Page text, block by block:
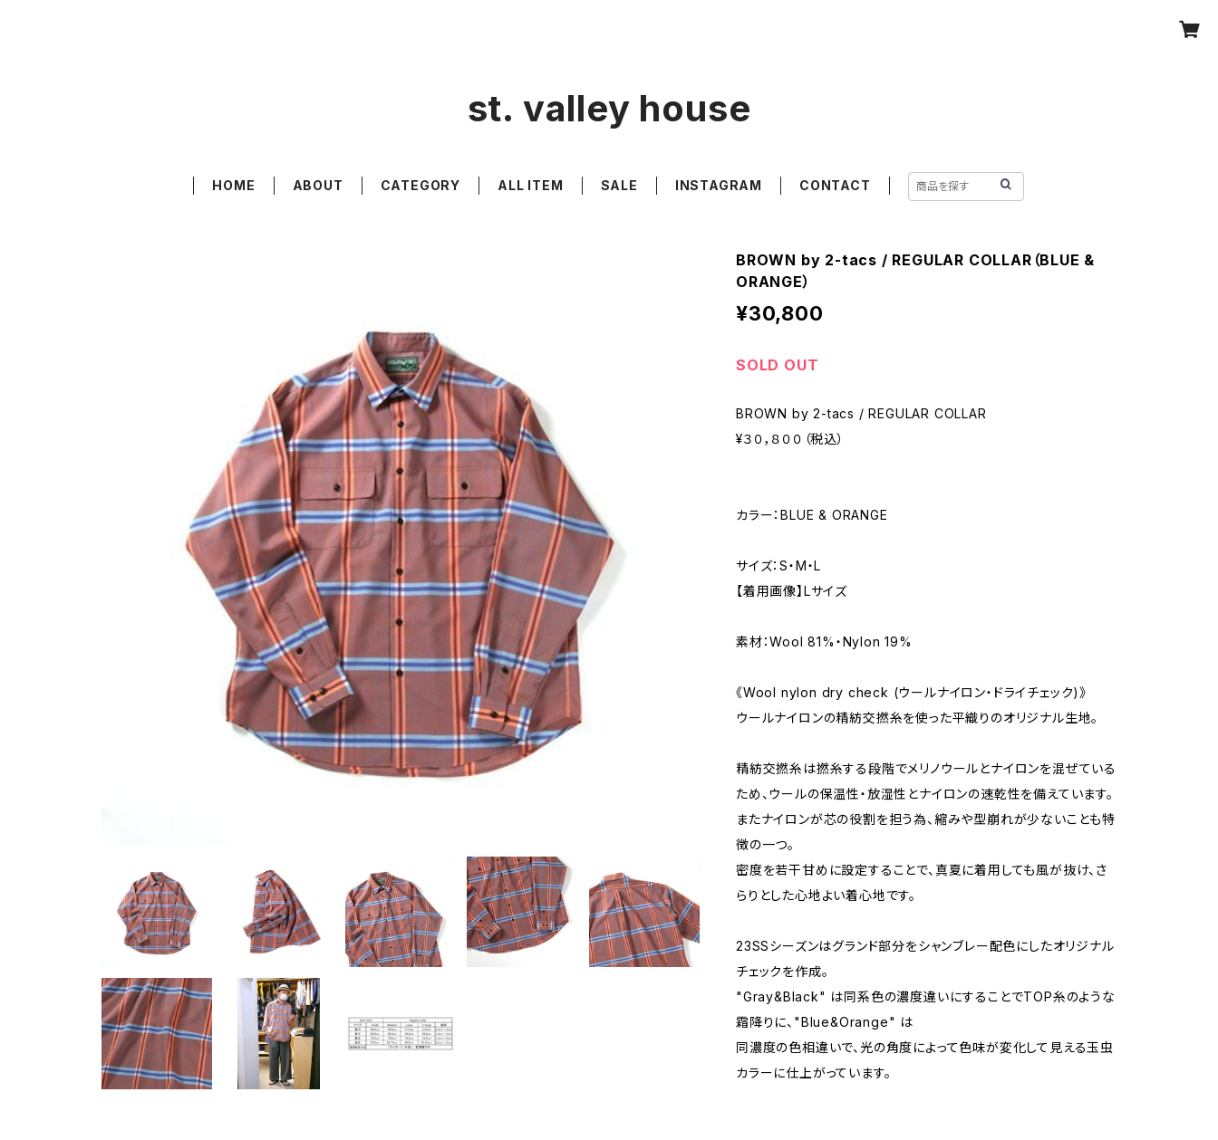
st. valley house
HOME ABOUT CATEGORY ALL ITEM SALE INSTAGRAM CONTACT
BROWN by 2-tacs / REGULAR COLLAR（BLUE &
ORANGE）
¥30,800
SOLD OUT
BROWN by 2-tacs / REGULAR COLLAR
¥３０，８００（税込）
カラー：BLUE & ORANGE
サイズ：S・M・L
【着用画像】Lサイズ
素材：Wool 81%・Nylon 19%
《Wool nylon dry check (ウールナイロン・ドライチェック)》
ウールナイロンの精紡交撚糸を使った平織りのオリジナル生地。
精紡交撚糸は撚糸する段階でメリノウールとナイロンを混ぜている
ため、ウールの保温性・放湿性とナイロンの速乾性を備えています。
またナイロンが芯の役割を担う為、縮みや型崩れが少ないことも特
徴の一つ。
密度を若干甘めに設定することで、真夏に着用しても風が抜け、さ
らりとした心地よい着心地です。
23SSシーズンはグランド部分をシャンブレー配色にしたオリジナル
チェックを作成。
"Gray&Black" は同系色の濃度違いにすることでTOP糸のような
霜降りに、"Blue&Orange" は
同濃度の色相違いで、光の角度によって色味が変化して見える玉虫
カラーに仕上がっています。